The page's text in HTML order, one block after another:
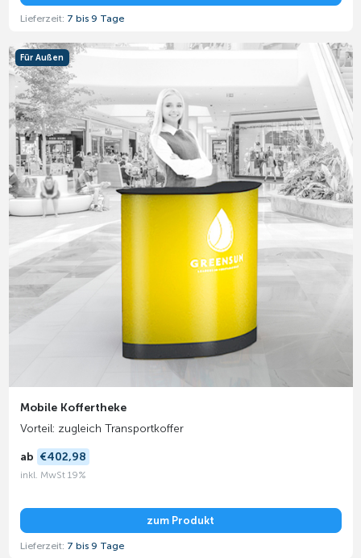
Lieferzeit: 7 bis 9 Tage
Mobile Koffertheke
Vorteil: zugleich Transportkoffer
ab €402,98
inkl. MwSt 19%
zum Produkt
Lieferzeit: 7 bis 9 Tage
Für Außen